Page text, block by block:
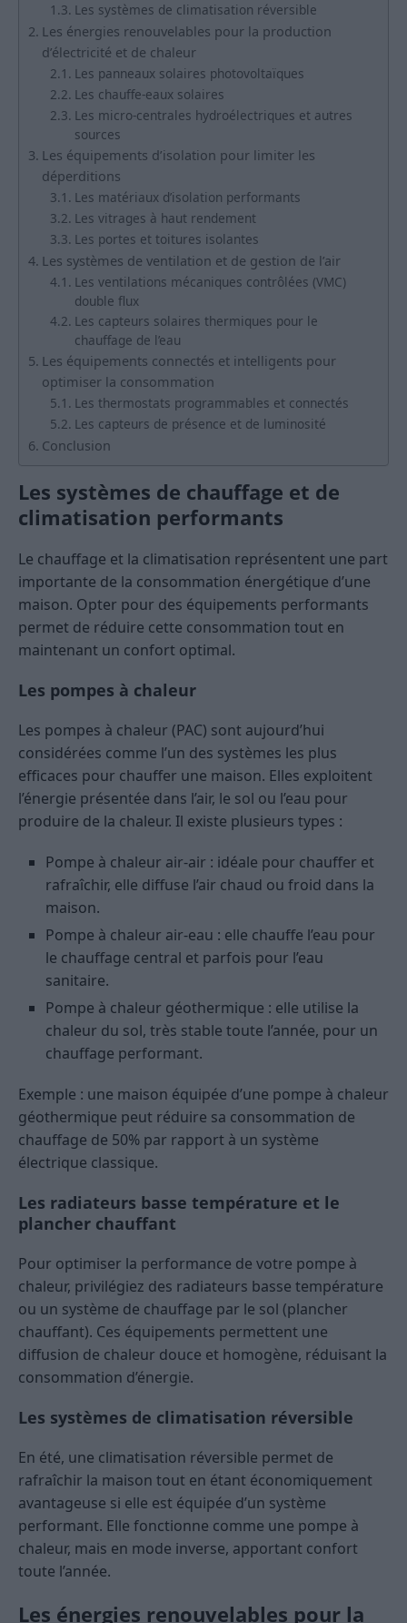
Les systèmes de climatisation réversible
Les énergies renouvelables pour la production
d’électricité et de chaleur
Les panneaux solaires photovoltaïques
Les chauffe-eaux solaires
Les micro-centrales hydroélectriques et autres
sources
Les équipements d’isolation pour limiter les
déperditions
Les matériaux d’isolation performants
Les vitrages à haut rendement
Les portes et toitures isolantes
Les systèmes de ventilation et de gestion de l’air
Les ventilations mécaniques contrôlées (VMC)
double flux
Les capteurs solaires thermiques pour le
chauffage de l’eau
Les équipements connectés et intelligents pour
optimiser la consommation
Les thermostats programmables et connectés
Les capteurs de présence et de luminosité
Conclusion
Les systèmes de chauffage et de
climatisation performants
Le chauffage et la climatisation représentent une part
importante de la consommation énergétique d’une
maison. Opter pour des équipements performants
permet de réduire cette consommation tout en
maintenant un confort optimal.
Les pompes à chaleur
Les pompes à chaleur (PAC) sont aujourd’hui
considérées comme l’un des systèmes les plus
efficaces pour chauffer une maison. Elles exploitent
l’énergie présentée dans l’air, le sol ou l’eau pour
produire de la chaleur. Il existe plusieurs types :
Pompe à chaleur air-air : idéale pour chauffer et
rafraîchir, elle diffuse l’air chaud ou froid dans la
maison.
Pompe à chaleur air-eau : elle chauffe l’eau pour
le chauffage central et parfois pour l’eau
sanitaire.
Pompe à chaleur géothermique : elle utilise la
chaleur du sol, très stable toute l’année, pour un
chauffage performant.
Exemple : une maison équipée d’une pompe à chaleur
géothermique peut réduire sa consommation de
chauffage de 50% par rapport à un système
électrique classique.
Les radiateurs basse température et le
plancher chauffant
Pour optimiser la performance de votre pompe à
chaleur, privilégiez des radiateurs basse température
ou un système de chauffage par le sol (plancher
chauffant). Ces équipements permettent une
diffusion de chaleur douce et homogène, réduisant la
consommation d’énergie.
Les systèmes de climatisation réversible
En été, une climatisation réversible permet de
rafraîchir la maison tout en étant économiquement
avantageuse si elle est équipée d’un système
performant. Elle fonctionne comme une pompe à
chaleur, mais en mode inverse, apportant confort
toute l’année.
Les énergies renouvelables pour la